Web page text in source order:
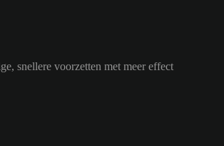
snellere voorzetten met meer effect